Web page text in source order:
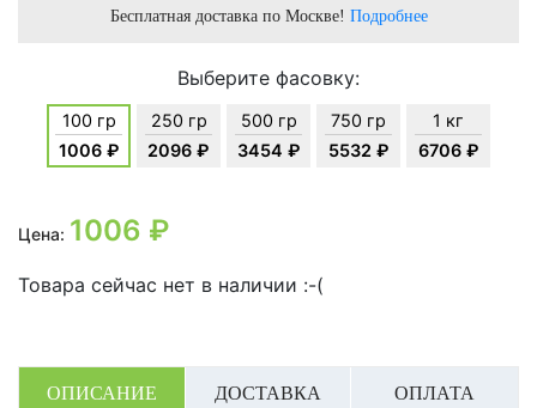
Бесплатная доставка по Москве! Подробнее
Выберите фасовку:
100 гр
1006 ₽
250 гр
2096 ₽
500 гр
3454 ₽
750 гр
5532 ₽
1 кг
6706 ₽
Цена: 1006 ₽
Товара сейчас нет в наличии :-(
ОПИСАНИЕ ДОСТАВКА ОПЛАТА